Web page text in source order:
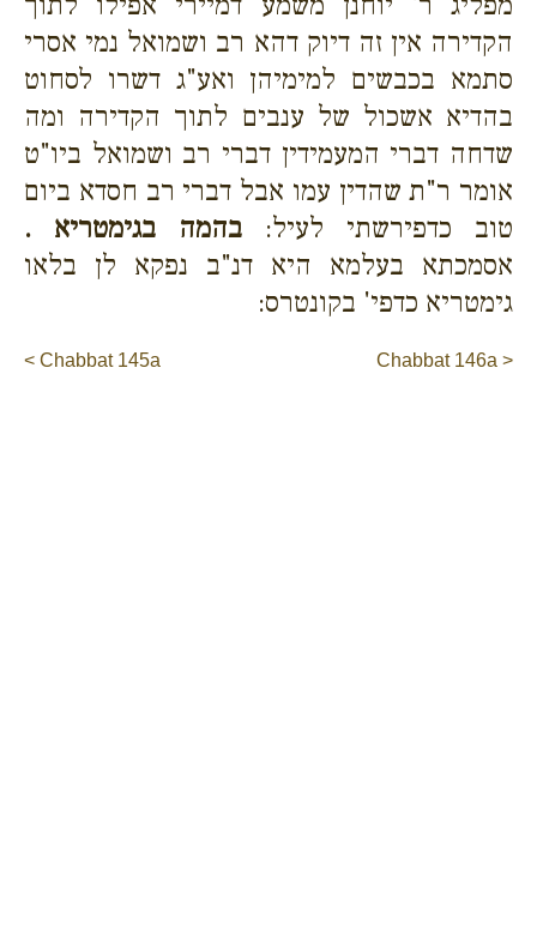
הקדירה אין זה דיוק דהא רב ושמואל נמי אסרי
סתמא בכבשים למימיהן ואע"ג דשרו לסחוט
בהדיא אשכול של ענבים לתוך הקדירה ומה
שדחה דברי המעמידין דברי רב ושמואל ביו"ט
אומר ר"ת שהדין עמו אבל דברי רב חסדא ביום
טוב כדפירשתי לעיל: בהמה בגימטריא .
אסמכתא בעלמא היא דנ"ב נפקא לן בלאו
גימטריא כדפי' בקונטרס:
< Chabbat 145a Chabbat 146a >